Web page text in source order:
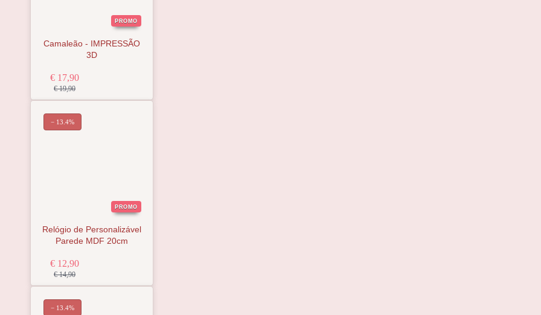
PROMO
Camaleão - IMPRESSÃO
3D
€ 17,90
€ 19,90
PROMO
Relógio de Personalizável
Parede MDF 20cm
€ 12,90
€ 14,90
− 13.4%
− 13.4%